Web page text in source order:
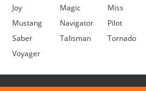
Joy
Magic
Miss
Mustang
Navigator
Pilot
Saber
Talisman
Tornado
Voyager